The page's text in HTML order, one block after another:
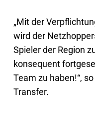
„Mit der
wird der
Spieler der Region
konsequent
Team zu haben!“,
Transfer.